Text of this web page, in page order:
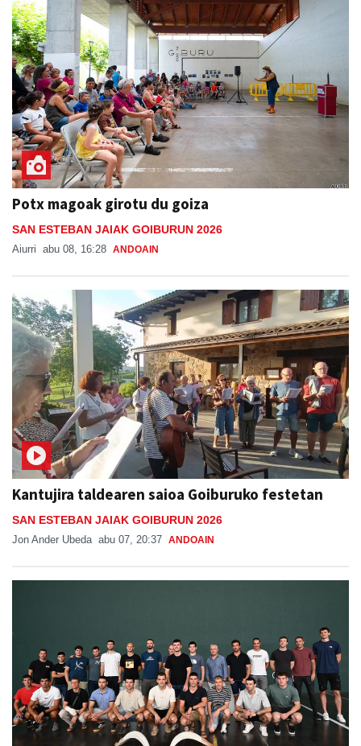
Potx magoak girotu du goiza
SAN ESTEBAN JAIAK GOIBURUN 2026
Aiurri abu 08, 16:28 ANDOAIN
Kantujira taldearen saioa Goiburuko festetan
SAN ESTEBAN JAIAK GOIBURUN 2026
Jon Ander Ubeda abu 07, 20:37 ANDOAIN